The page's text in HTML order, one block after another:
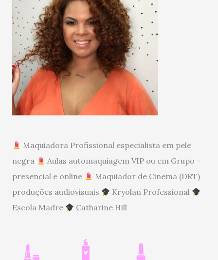
Maquiadora Profissional especialista em pele
negra
Aulas automaquiagem VIP ou em Grupo -
presencial e online
Maquiador de Cinema (DRT)
produções audiovisuais
Kryolan Professional
Escola Madre
Catharine Hill